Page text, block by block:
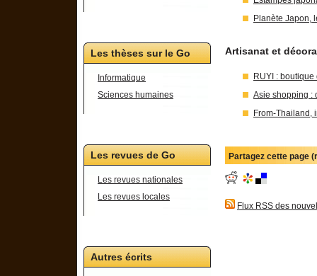
Les thèses sur le Go
Informatique
Sciences humaines
Les revues de Go
Les revues nationales
Les revues locales
Autres écrits
Planète Japon,
Artisanat et
RUYI :
Asie shopping :
From-Thailand,
Partagez cette page
Flux RSS des